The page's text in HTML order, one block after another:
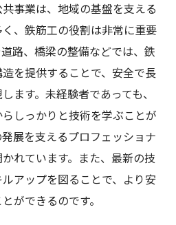
事業は、地域の基盤を支える
、鉄筋工の役割は非常に重要
路、橋梁の整備などでは、鉄
を提供することで、安全で長
ます。未経験者であっても、
しっかりと技術を学ぶことが
展を支えるプロフェッショナ
れています。また、最新の技
アップを図ることで、より安
ができるのです。